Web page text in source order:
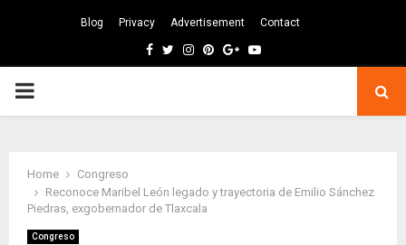
Blog Privacy Advertisement Contact
Facebook
TwitterInstagram
Pinterest
GoogleYoutube
PRIMARY
Home
Congreso
Reconoce Maribel León legado y trayectoria de Emilio Sánchez
Piedras, exgobernador de Tlaxcala
Congreso